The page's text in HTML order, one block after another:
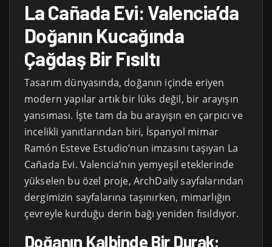
La Cañada Evi: Valencia’da
Doğanın Kucağında
Çağdaş Bir Fısıltı
Tasarım dünyasında, doğanın içinde eriyen
modern yapılar artık bir lüks değil, bir arayışın
yansıması. İşte tam da bu arayışın en çarpıcı ve
incelikli yanıtlarından biri, İspanyol mimar
Ramón Esteve Estudio’nun imzasını taşıyan La
Cañada Evi. Valencia’nın yemyeşil eteklerinde
yükselen bu özel proje, ArchDaily sayfalarından
dergimizin sayfalarına taşınırken, mimarlığın
çevreyle kurduğu derin bağı yeniden fısıldıyor.
Doğanın Kalbinde Bir Durak: